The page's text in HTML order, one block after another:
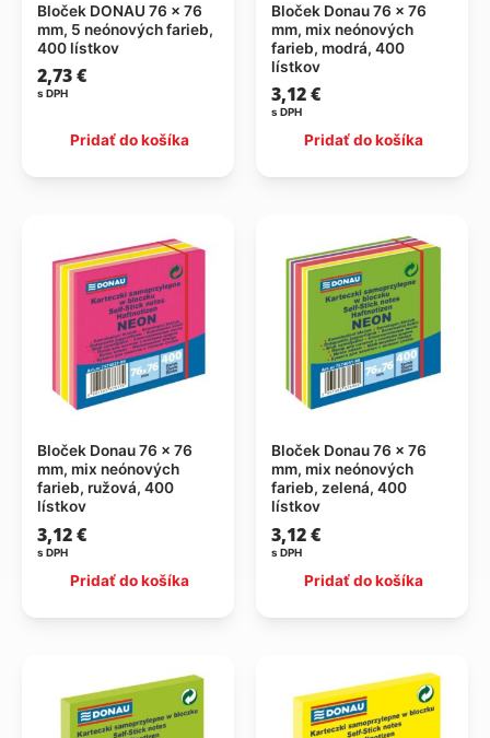
Bloček DONAU 76 x 76
mm, 5 neónových farieb,
400 lístkov
2,73€
s DPH
Pridať do košíka
Bloček Donau 76 x 76
mm, mix neónových
farieb, modrá, 400
lístkov
3,12€
s DPH
Pridať do košíka
Bloček Donau 76 x 76
mm, mix neónových
farieb, ružová, 400
lístkov
3,12€
s DPH
Pridať do košíka
Bloček Donau 76 x 76
mm, mix neónových
farieb, zelená, 400
lístkov
3,12€
s DPH
Pridať do košíka